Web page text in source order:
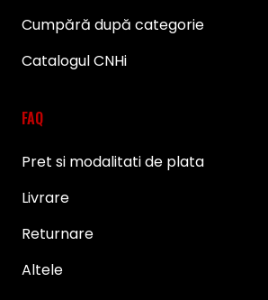
Cumpără după categorie
Catalogul CNHi
FAQ
Pret si modalitati de plata
Livrare
Returnare
Altele